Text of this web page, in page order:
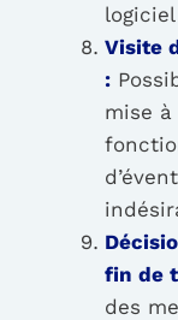
Visite
:
mise à
fin de
des